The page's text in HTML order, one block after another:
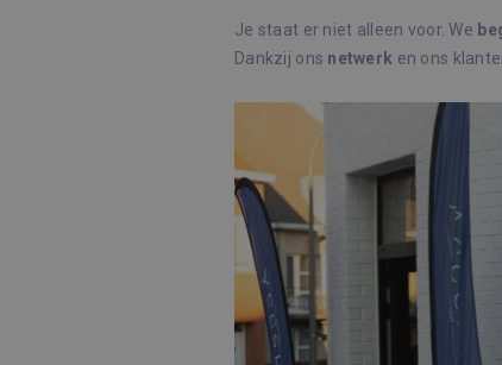
Je staat er niet alleen voor. We
Dankzij ons netwerk en ons